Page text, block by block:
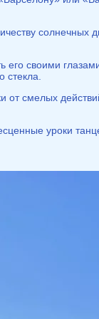
солнечных
своими
от смелых
уроки